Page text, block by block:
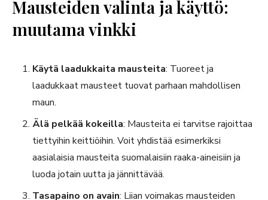
Mausteiden valinta ja käyttö:
muutama vinkki
Käytä laadukkaita mausteita: Tuoreet ja
laadukkaat mausteet tuovat parhaan mahdollisen
maun.
Älä pelkää kokeilla: Mausteita ei tarvitse rajoittaa
tiettyihin keittiöihin. Voit yhdistää esimerkiksi
aasialaisia mausteita suomalaisiin raaka-aineisiin ja
luoda jotain uutta ja jännittävää.
Tasapaino on avain: Liian voimakas mausteiden